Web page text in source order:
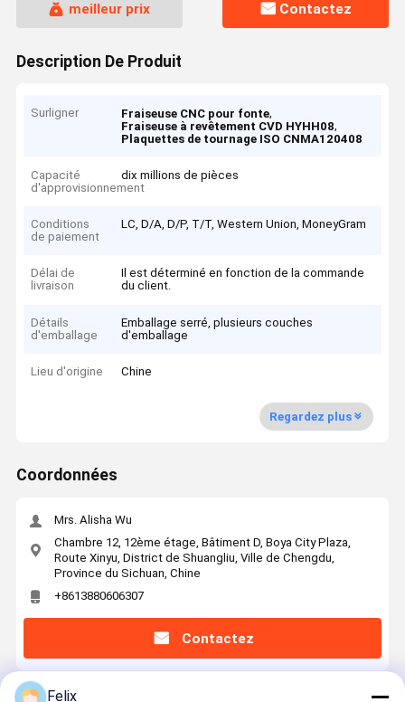
meilleur prix Contactez
Description De Produit
Surligner Fraiseuse CNC pour fonte,
Fraiseuse à revêtement CVD HYHH08,
Plaquettes de tournage ISO CNMA120408
Capacité
d'approvisionnement
dix millions de pièces
Conditions
de paiement
LC, D/A, D/P, T/T, Western Union, MoneyGram
Délai de
livraison
Il est déterminé en fonction de la commande
du client.
Détails
d'emballage
Emballage serré, plusieurs couches
d'emballage
Lieu d'origine Chine
Regardez plus
Coordonnées
Mrs. Alisha Wu
Chambre 12, 12ème étage, Bâtiment D, Boya City Plaza,
Route Xinyu, District de Shuangliu, Ville de Chengdu,
Province du Sichuan, Chine
+8613880606307
Contactez
Felix